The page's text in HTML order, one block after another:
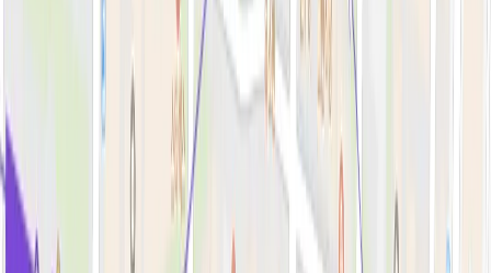
필러·페이스볼륨